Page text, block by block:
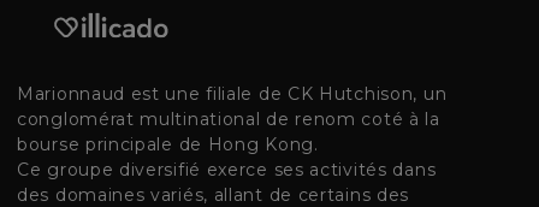
Marionnaud est une filiale de CK Hutchison, un
conglomérat multinational de renom coté à la
bourse principale de Hong Kong.
Ce groupe diversifié exerce ses activités dans
des domaines variés, allant de certains des